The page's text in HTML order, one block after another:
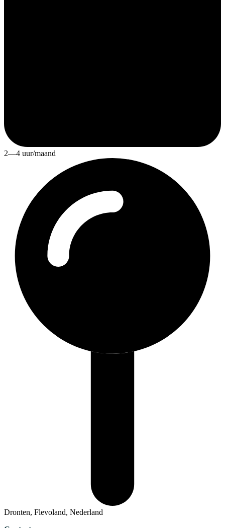
2—4 uur/maand
Dronten, Flevoland, Nederland